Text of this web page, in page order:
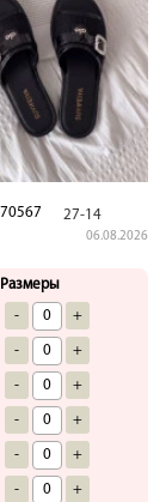
27-14
06.08.2026
Размеры
- +
- +
- +
- +
- +
- +